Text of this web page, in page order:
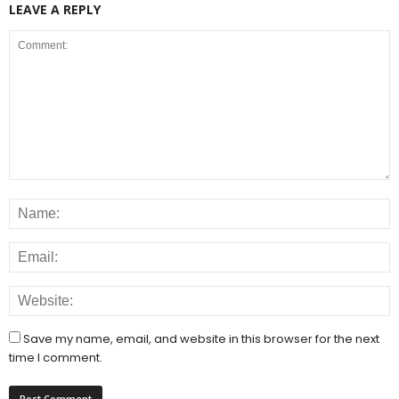
LEAVE A REPLY
Save my name, email, and website in this browser for the next
time I comment.